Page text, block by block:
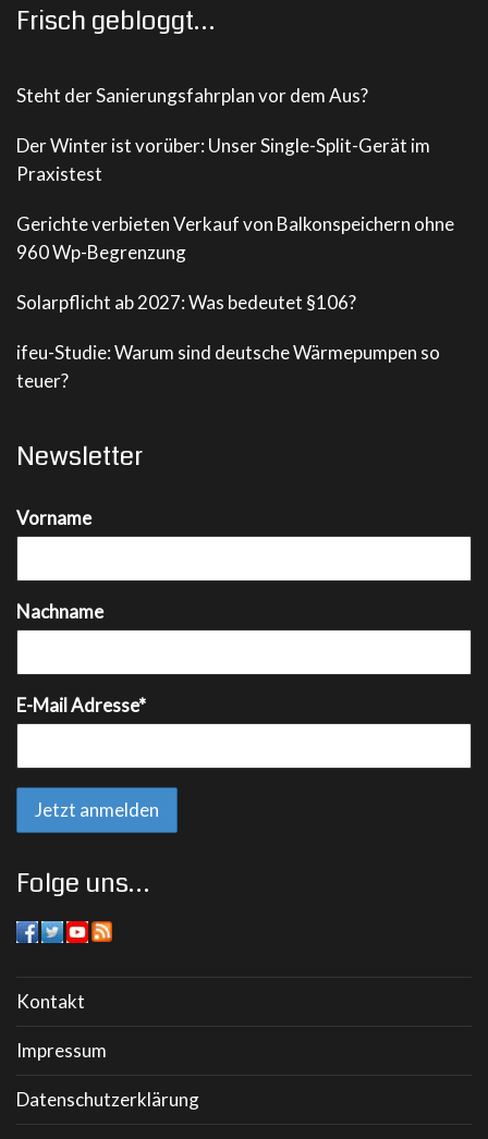
Frisch gebloggt…
Steht der Sanierungsfahrplan vor dem Aus?
Der Winter ist vorüber: Unser Single-Split-Gerät im
Praxistest
Gerichte verbieten Verkauf von Balkonspeichern ohne
960 Wp-Begrenzung
Solarpflicht ab 2027: Was bedeutet §106?
ifeu-Studie: Warum sind deutsche Wärmepumpen so
teuer?
Newsletter
Vorname
Nachname
E-Mail Adresse*
Folge uns…
Kontakt
Impressum
Datenschutzerklärung